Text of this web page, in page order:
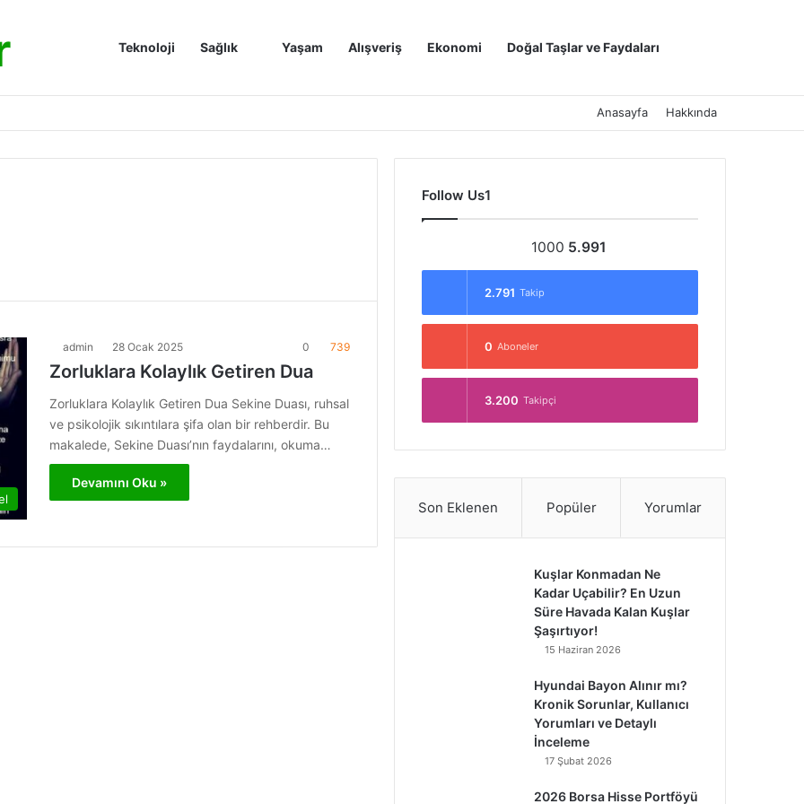
Anasayfa
Teknoloji Sağlık Yaşam Alışveriş Ekonomi Doğal Taşlar ve Faydaları
Anasayfa Hakkında
admin 28 Ocak 2025 0 739
Zorluklara Kolaylık Getiren Dua
Zorluklara Kolaylık Getiren Dua Sekine Duası, ruhsal
ve psikolojik sıkıntılara şifa olan bir rehberdir. Bu
makalede, Sekine Duası’nın faydalarını, okuma…
Devamını Oku »
Follow Us1
1000 5.991
2.791 Takip
0 Aboneler
3.200 Takipçi
Son Eklenen Popüler Yorumlar
Kuşlar Konmadan Ne
Kadar Uçabilir? En Uzun
Süre Havada Kalan Kuşlar
Şaşırtıyor!
15 Haziran 2026
Hyundai Bayon Alınır mı?
Kronik Sorunlar, Kullanıcı
Yorumları ve Detaylı
İnceleme
17 Şubat 2026
2026 Borsa Hisse Portföyü